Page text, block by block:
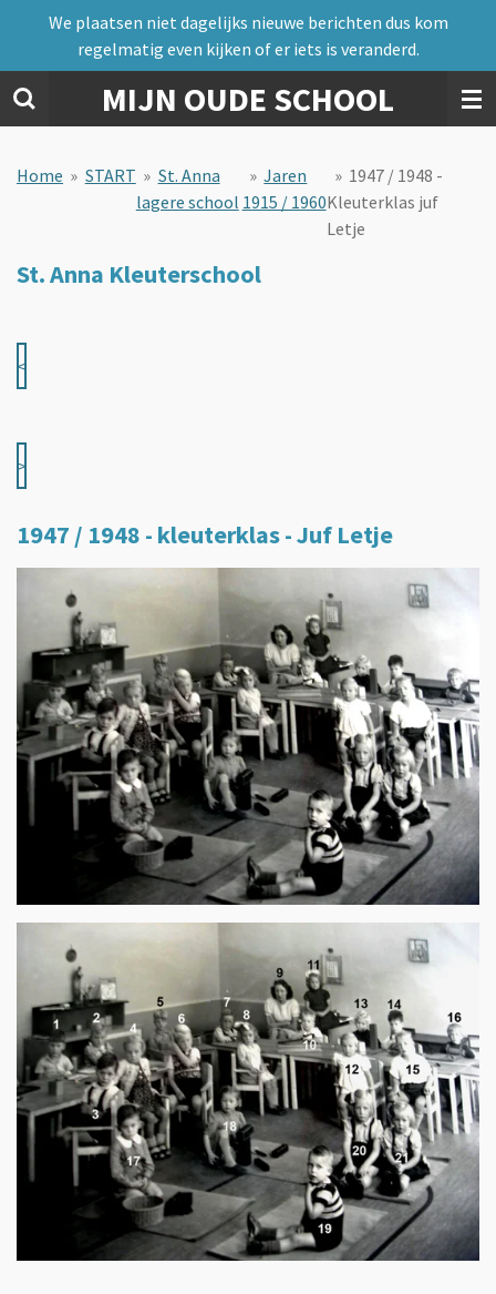
naar
de
hoofdinhoud
MIJN OUDE SCHOOL
We plaatsen niet dagelijks nieuwe berichten dus kom
regelmatig even kijken of er iets is veranderd.
Home » START » St. Anna
lagere school
» Jaren
1915 / 1960
» 1947 / 1948 -
Kleuterklas juf
Letje
St. Anna Kleuterschool
<
>
1947 / 1948 - kleuterklas - Juf Letje